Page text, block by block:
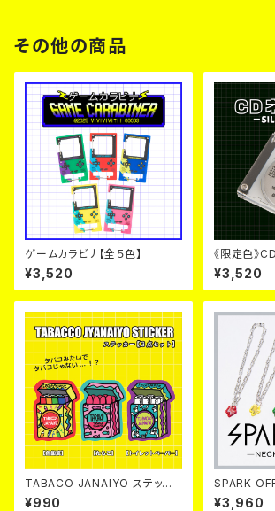
その他の商品
ゲームカラビナ【全５色】
¥3,520
《限定色》
日~９日のみ
¥3,520
TABACO JANAIYO ステッカ
ー【３点セット】
¥990
SPARK
２デザイン】
¥3,960